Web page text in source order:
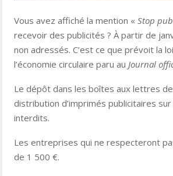
Vous avez affiché la mention « Stop pub
recevoir des publicités ? À partir de
non adressés. C’est ce que prévoit la
l’économie circulaire paru au Journal
Le dépôt dans les boîtes aux lettres
distribution d’imprimés publicitaires
interdits.
Les entreprises qui ne respecteront
de 1 500 €.